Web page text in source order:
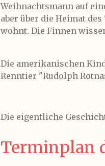
Weihnachtsmann auf
aber über die Heimat
wohnt. Die Finnen
Die amerikanischen
Renntier "Rudolph
Die eigentliche
Terminplan